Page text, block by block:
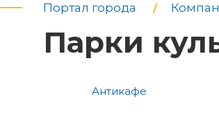
Портал города
Парки
Антикафе